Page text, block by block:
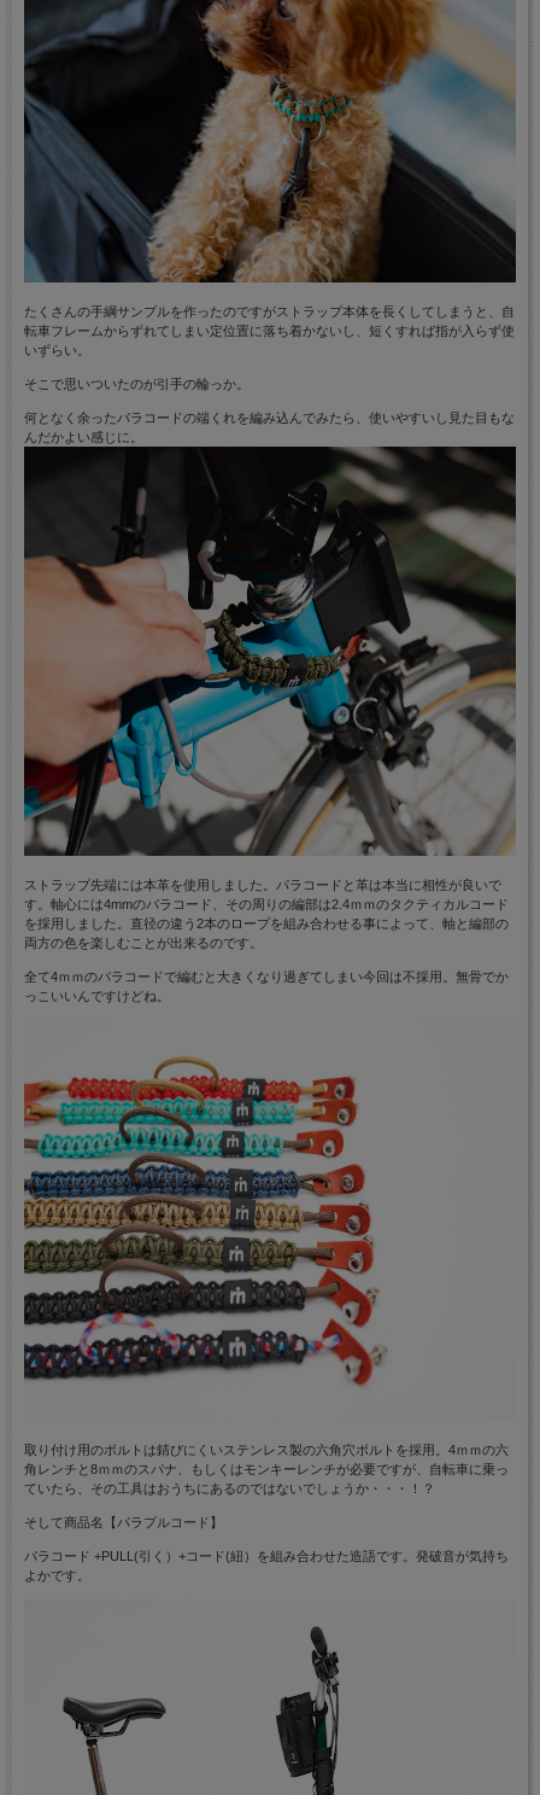
たくさんの手綱サンプルを作ったのですがストラップ本体を長くしてしまうと、自
転車フレームからずれてしまい定位置に落ち着かないし、短くすれば指が入らず使
いずらい。
そこで思いついたのが引手の輪っか。
何となく余ったパラコードの端くれを編み込んでみたら、使いやすいし見た目もな
んだかよい感じに。
ストラップ先端には本革を使用しました。パラコードと革は本当に相性が良いで
す。軸心には4mmのパラコード、その周りの編部は2.4ｍｍのタクティカルコード
を採用しました。直径の違う2本のロープを組み合わせる事によって、軸と編部の
両方の色を楽しむことが出来るのです。
全て4ｍｍのパラコードで編むと大きくなり過ぎてしまい今回は不採用。無骨でか
っこいいんですけどね。
取り付け用のボルトは錆びにくいステンレス製の六角穴ボルトを採用。4ｍｍの六
角レンチと8ｍｍのスパナ、もしくはモンキーレンチが必要ですが、自転車に乗っ
ていたら、その工具はおうちにあるのではないでしょうか・・・！？
そして商品名【パラプルコード】
パラコード +PULL(引く）+コード(紐）を組み合わせた造語です。発破音が気持ち
よかです。